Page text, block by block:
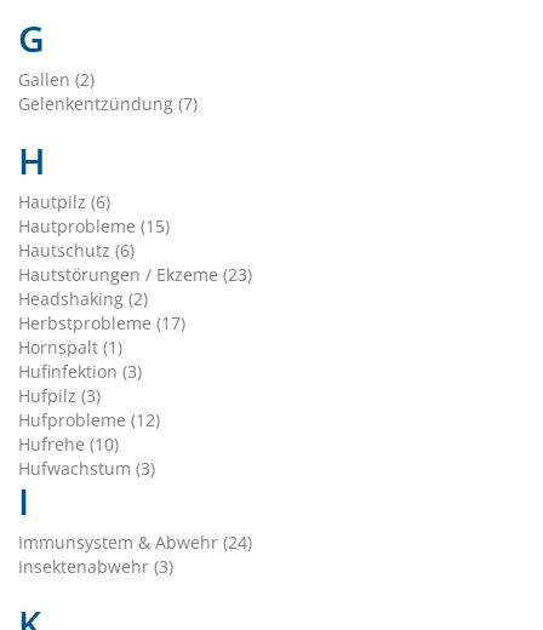
G
Gallen (2)
Gelenkentzündung (7)
H
Hautpilz (6)
Hautprobleme (15)
Hautschutz (6)
Hautstörungen / Ekzeme (23)
Headshaking (2)
Herbstprobleme (17)
Hornspalt (1)
Hufinfektion (3)
Hufpilz (3)
Hufprobleme (12)
Hufrehe (10)
Hufwachstum (3)
I
Immunsystem & Abwehr (24)
Insektenabwehr (3)